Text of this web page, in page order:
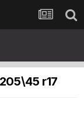
r17